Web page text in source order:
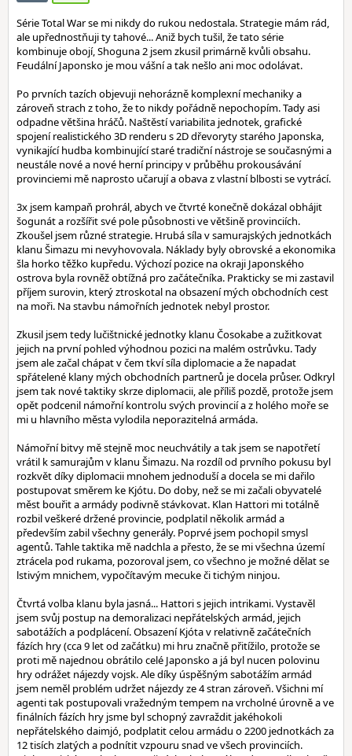
Série Total War se mi nikdy do rukou nedostala. Strategie mám rád,
ale upřednostňuji ty tahové... Aniž bych tušil, že tato série
kombinuje obojí, Shoguna 2 jsem zkusil primárně kvůli obsahu.
Feudální Japonsko je mou vášní a tak nešlo ani moc odolávat.
Po prvních tazích objevuji nehorázně komplexní mechaniky a
zároveň strach z toho, že to nikdy pořádně nepochopím. Tady asi
odpadne většina hráčů. Naštěstí variabilita jednotek, grafické
spojení realistického 3D renderu s 2D dřevoryty starého Japonska,
vynikající hudba kombinující staré tradiční nástroje se současnými a
neustále nové a nové herní principy v průběhu prokousávání
provinciemi mě naprosto učarují a obava z vlastní blbosti se vytrácí.
3x jsem kampaň prohrál, abych ve čtvrté konečně dokázal obhájit
šogunát a rozšířit své pole působnosti ve většině provinciích.
Zkoušel jsem různé strategie. Hrubá síla v samurajských jednotkách
klanu Šimazu mi nevyhovovala. Náklady byly obrovské a ekonomika
šla horko těžko kupředu. Výchozí pozice na okraji Japonského
ostrova byla rovněž obtížná pro začátečníka. Prakticky se mi zastavil
příjem surovin, který ztroskotal na obsazení mých obchodních cest
na moři. Na stavbu námořních jednotek nebyl prostor.
Zkusil jsem tedy lučištnické jednotky klanu Čosokabe a zužitkovat
jejich na první pohled výhodnou pozici na malém ostrůvku. Tady
jsem ale začal chápat v čem tkví síla diplomacie a že napadat
spřátelené klany mých obchodních partnerů je docela průser. Odkryl
jsem tak nové taktiky skrze diplomacii, ale příliš pozdě, protože jsem
opět podcenil námořní kontrolu svých provincií a z holého moře se
mi u hlavního města vylodila neporazitelná armáda.
Námořní bitvy mě stejně moc neuchvátily a tak jsem se napotřetí
vrátil k samurajům v klanu Šimazu. Na rozdíl od prvního pokusu byl
rozkvět díky diplomacii mnohem jednoduší a docela se mi dařilo
postupovat směrem ke Kjótu. Do doby, než se mi začali obyvatelé
měst bouřit a armády podivně stávkovat. Klan Hattori mi totálně
rozbil veškeré držené provincie, podplatil několik armád a
především zabil všechny generály. Poprvé jsem pochopil smysl
agentů. Tahle taktika mě nadchla a přesto, že se mi všechna území
ztrácela pod rukama, pozoroval jsem, co všechno je možné dělat se
lstivým mnichem, vypočítavým mecuke či tichým ninjou.
Čtvrtá volba klanu byla jasná... Hattori s jejich intrikami. Vystavěl
jsem svůj postup na demoralizaci nepřátelských armád, jejich
sabotážích a podplácení. Obsazení Kjóta v relativně začátečních
fázích hry (cca 9 let od začátku) mi hru značně přitížilo, protože se
proti mě najednou obrátilo celé Japonsko a já byl nucen polovinu
hry odrážet nájezdy vojsk. Ale díky úspěšným sabotážím armád
jsem neměl problém udržet nájezdy ze 4 stran zároveň. Všichni mí
agenti tak postupovali vražedným tempem na vrcholné úrovně a ve
finálních fázích hry jsme byl schopný zavraždit jakéhokoli
nepřátelského daimjó, podplatit celou armádu o 2200 jednotkách za
12 tisích zlatých a podnítit vzpouru snad ve všech provinciích.